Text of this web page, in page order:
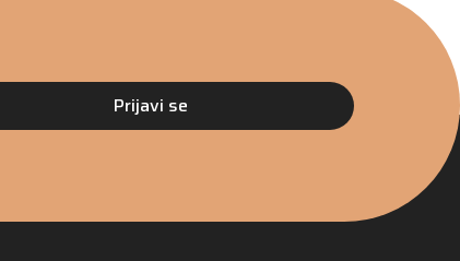
Prijavi se